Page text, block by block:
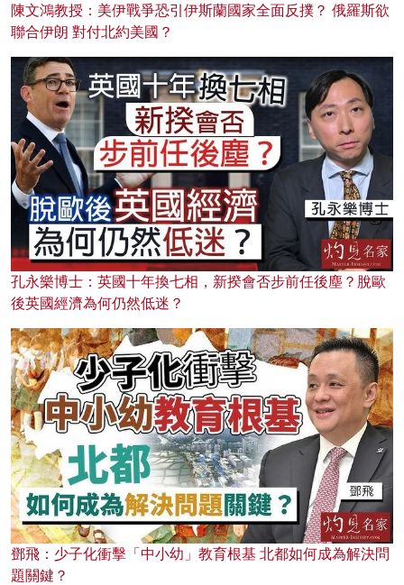
陳文鴻教授：美伊戰爭恐引伊斯蘭國家全面反撲？ 俄羅斯欲
聯合伊朗 對付北約美國？
孔永樂博士：英國十年換七相，新揆會否步前任後塵？脫歐
後英國經濟為何仍然低迷？
鄧飛：少子化衝擊「中小幼」教育根基 北都如何成為解決問
題關鍵？